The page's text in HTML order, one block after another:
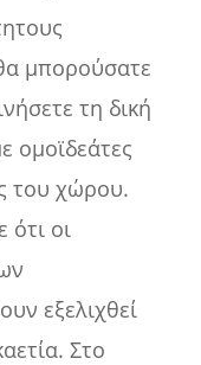
μπορούσατε
τη δική
ομοϊδεάτες
του χώρου.
ότι οι
εξελιχθεί
Στο